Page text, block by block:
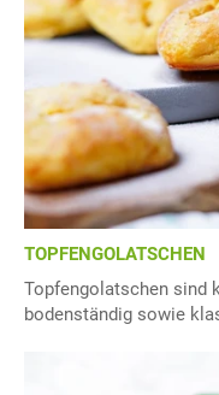
TOPFENGOLATSCHEN
Topfengolatschen sind
bodenständig sowie